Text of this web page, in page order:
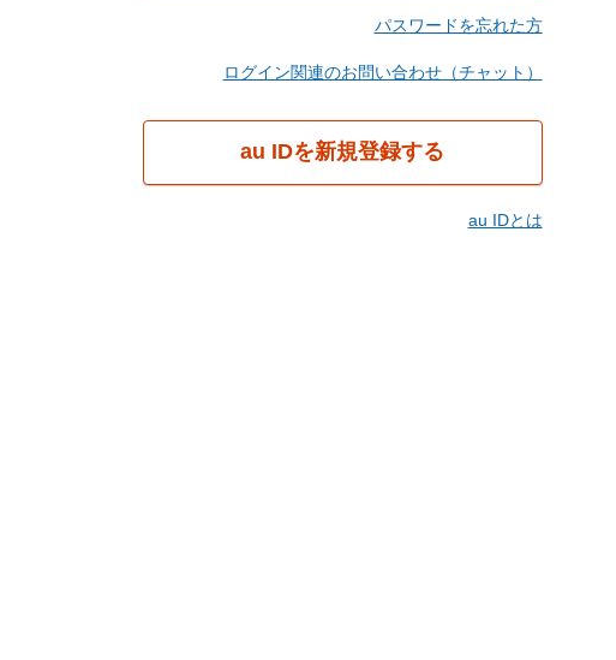
パスワードを忘れた方
ログイン関連のお問い合わせ（チャット）
au IDを新規登録する
au IDとは